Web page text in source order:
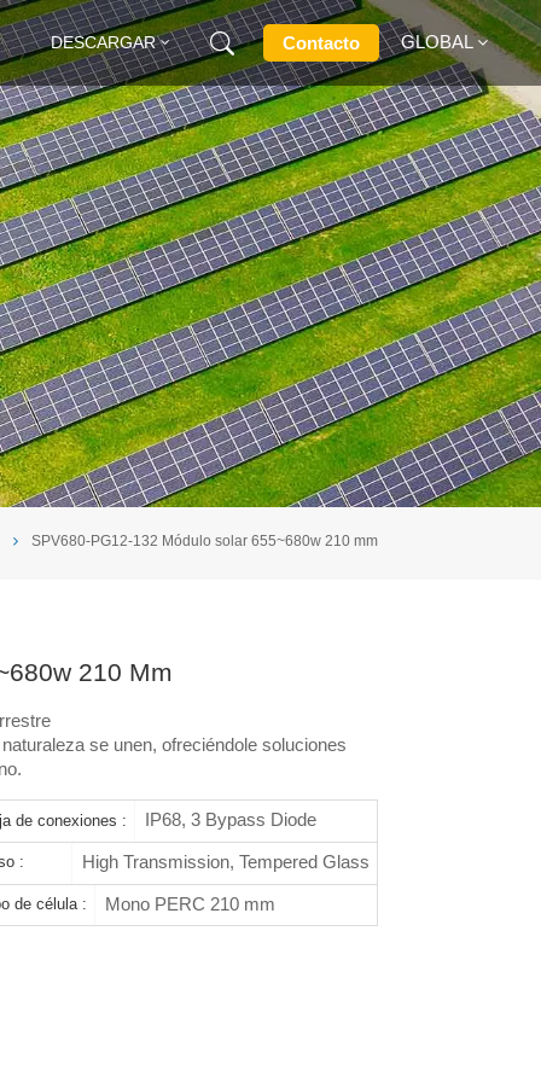
DESCARGAR Contacto GLOBAL
English
Français
Deutsch
Русский
Italiano
Español
SPV680-PG12-132 Módulo solar 655~680w 210 mm
210 Mm
se unen, ofreciéndole soluciones
de conexiones : IP68, 3 Bypass Diode
: High Transmission, Tempered Glass
de célula : Mono PERC 210 mm